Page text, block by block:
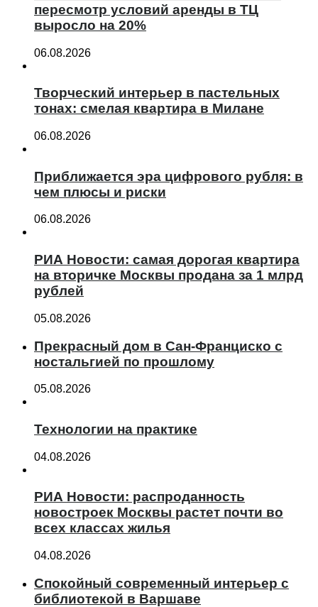
пересмотр условий аренды в ТЦ
выросло на 20%
06.08.2026
Творческий интерьер в пастельных
тонах: смелая квартира в Милане
06.08.2026
Приближается эра цифрового рубля: в
чем плюсы и риски
06.08.2026
РИА Новости: самая дорогая квартира
на вторичке Москвы продана за 1 млрд
рублей
05.08.2026
Прекрасный дом в Сан-Франциско с
ностальгией по прошлому
05.08.2026
Технологии на практике
04.08.2026
РИА Новости: распроданность
новостроек Москвы растет почти во
всех классах жилья
04.08.2026
Спокойный современный интерьер с
библиотекой в Варшаве